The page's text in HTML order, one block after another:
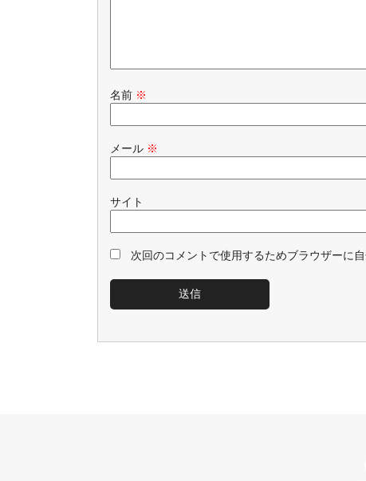
名前 ※
メール ※
サイト
次回のコメントで使用するためブラウザーに